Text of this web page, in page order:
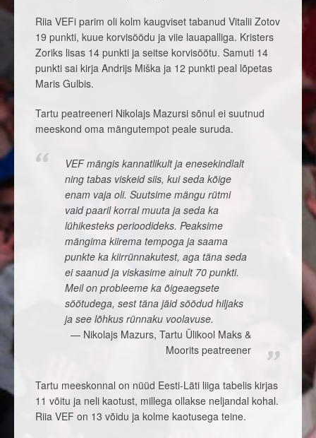
Riia VEFi parim oli kolm kaugviset tabanud Vitalii Zotov
19 punkti, kuue korvisöödu ja viie lauapalliga. Kristers
Zoriks lisas 14 punkti ja seitse korvisöötu. Samuti 14
punkti sai kirja Andrijs Miška ja 12 punkti peal lõpetas
Maris Gulbis.
Tartu peatreeneri Nikolajs Mazursi sõnul ei suutnud
meeskond oma mängutempot peale suruda.
VEF mängis kannatlikult ja enesekindlalt
ning tabas viskeid siis, kui seda kõige
enam vaja oli. Suutsime mängu rütmi
vaid paaril korral muuta ja seda ka
lühikesteks perioodideks. Peaksime
mängima kiirema tempoga ja saama
punkte ka kiirrünnakutest, aga täna seda
ei saanud ja viskasime ainult 70 punkti.
Meil on probleeme ka õigeaegsete
söötudega, sest täna jäid söödud hiljaks
ja see lõhkus rünnaku voolavuse.
Nikolajs Mazurs, Tartu Ülikool Maks &
Moorits peatreener
Tartu meeskonnal on nüüd Eesti-Läti liiga tabelis kirjas
11 võitu ja neli kaotust, millega ollakse neljandal kohal.
Riia VEF on 13 võidu ja kolme kaotusega teine.